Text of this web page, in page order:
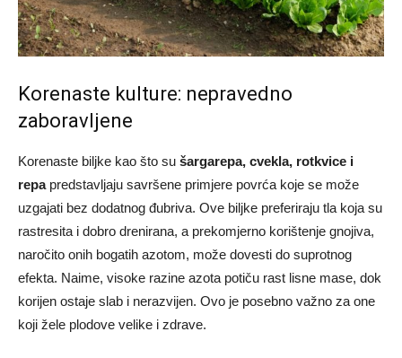
Korenaste kulture: nepravedno
zaboravljene
Korenaste biljke kao što su šargarepa, cvekla, rotkvice i
repapredstavljaju savršene primjere povrća koje se može
uzgajati bez dodatnog đubriva. Ove biljke preferiraju tla koja su
rastresita i dobro drenirana, a prekomjerno korištenje gnojiva,
naročito onih bogatih azotom, može dovesti do suprotnog
efekta. Naime, visoke razine azota potiču rast lisne mase, dok
korijen ostaje slab i nerazvijen. Ovo je posebno važno za one
koji žele plodove velike i zdrave.